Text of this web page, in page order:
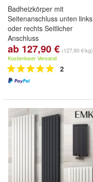
Badheizkörper mit
Seitenanschluss unten links
oder rechts Seitlicher
Anschluss
ab 127,90 € (127,90 €/kg)
Kostenloser Versand
2